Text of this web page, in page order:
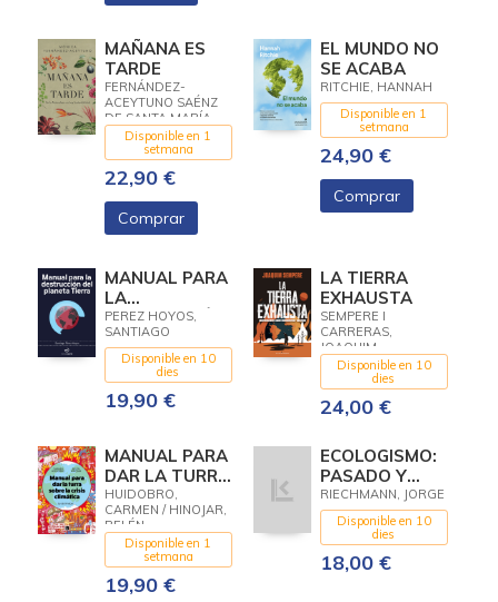
MAÑANA ES
TARDE
FERNÁNDEZ-
ACEYTUNO SAÉNZ
DE SANTA MARÍA,
MÓNICA
Disponible en 1
setmana
22,90 €
Comprar
EL MUNDO NO
SE ACABA
RITCHIE, HANNAH
Disponible en 1
setmana
24,90 €
Comprar
MANUAL PARA
LA
DESTRUCCIÓN
DEL PLANETA
TIERRA
PEREZ HOYOS,
SANTIAGO
Disponible en 10
dies
19,90 €
LA TIERRA
EXHAUSTA
SEMPERE I
CARRERAS,
JOAQUIM
Disponible en 10
dies
24,00 €
MANUAL PARA
DAR LA TURRA
SOBRE LA
CRISIS
CLIMÁTICA
HUIDOBRO,
CARMEN / HINOJAR,
BELÉN
Disponible en 1
setmana
19,90 €
ECOLOGISMO:
PASADO Y
PRESENTE
RIECHMANN, JORGE
Disponible en 10
dies
18,00 €